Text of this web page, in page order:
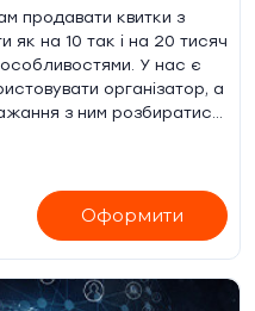
продавати квитки з
як на 10 так і на 20 тисяч
У нас є
організатор, а
з ним розбиратися,
Оформити